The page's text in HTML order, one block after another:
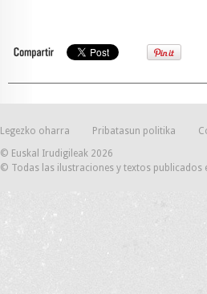
Legezko oharra Pribatasun politika
© Euskal Irudigileak 2026
© Todas las ilustraciones y textos publicados